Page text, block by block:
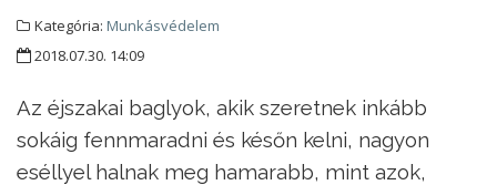
Kategória: Munkásvédelem
2018.07.30. 14:09
Az éjszakai baglyok, akik szeretnek inkább
sokáig fennmaradni és későn kelni, nagyon
eséllyel halnak meg hamarabb, mint azok,